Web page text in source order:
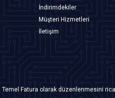
İndirimdekiler
Müşteri Hizmetleri
İletişim
Temel Fatura olarak düzenlenmesini